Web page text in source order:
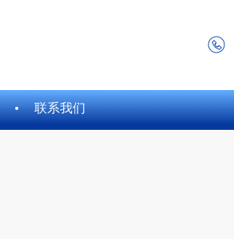
联系我们